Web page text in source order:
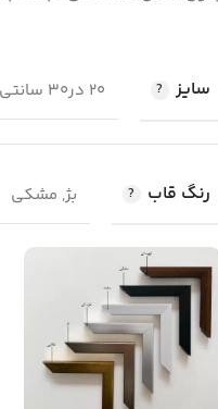
سایز 20 در30 سانتی متر, 30 در 40 سانتی متر, 50 در 70 سانتی متر
رنگ قاب بژ, مشکی